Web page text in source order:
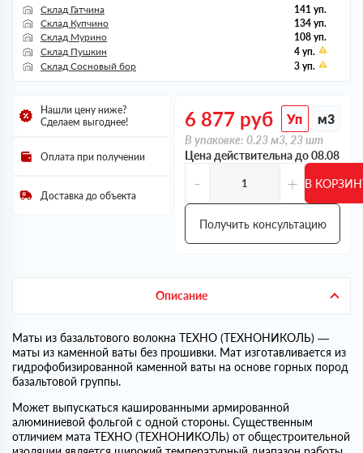
Склад Гатчина
141 уп.
Склад Купчино
134 уп.
Склад Мурино
108 уп.
Склад Пушкин
4 уп.
Склад Сосновый бор
3 уп.
6 877 руб Уп м3
В упаковке: 0.23 м3, 23 шт
Цена действительна до 08.08
- + В
Получить консультацию
Нашли цену ниже?
Сделаем выгоднее!
Оплата при получении
Доставка до объекта
Описание
Маты из базальтового волокна ТЕХНО (ТЕХНОНИКОЛЬ) —
маты из каменной ваты без прошивки. Мат изготавливается из
гидрофобизированной каменной ваты на основе горных пород
базальтовой группы.
Может выпускаться кашированными армированной
алюминиевой фольгой с одной стороны. Существенным
отличием мата ТЕХНО (ТЕХНОНИКОЛЬ) от общестроительной